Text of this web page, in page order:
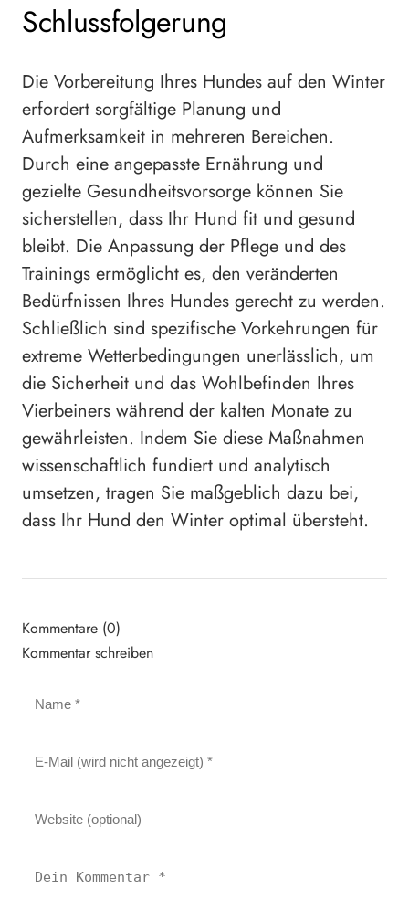
Schlussfolgerung
Die Vorbereitung Ihres Hundes auf den Winter
erfordert sorgfältige Planung und
Aufmerksamkeit in mehreren Bereichen.
Durch eine angepasste Ernährung und
gezielte Gesundheitsvorsorge können Sie
sicherstellen, dass Ihr Hund fit und gesund
bleibt. Die Anpassung der Pflege und des
Trainings ermöglicht es, den veränderten
Bedürfnissen Ihres Hundes gerecht zu werden.
Schließlich sind spezifische Vorkehrungen für
extreme Wetterbedingungen unerlässlich, um
die Sicherheit und das Wohlbefinden Ihres
Vierbeiners während der kalten Monate zu
gewährleisten. Indem Sie diese Maßnahmen
wissenschaftlich fundiert und analytisch
umsetzen, tragen Sie maßgeblich dazu bei,
dass Ihr Hund den Winter optimal übersteht.
Kommentare (0)
Kommentar schreiben